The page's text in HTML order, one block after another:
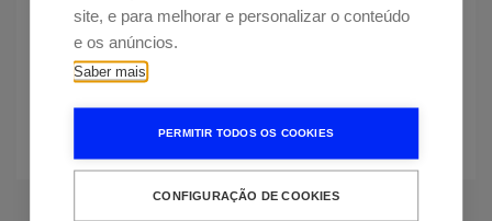
site, e para melhorar e personalizar o conteúdo
e os anúncios.
Saber mais
PERMITIR TODOS OS COOKIES
CONFIGURAÇÃO DE COOKIES
Mais informação
Delonghi ECAM290.61.SB